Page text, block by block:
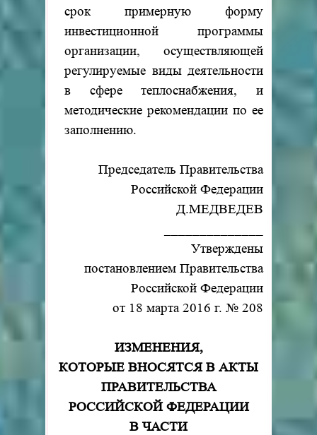
срок примерную форму
инвестиционной программы
организации, осуществляющей
регулируемые виды деятельности
в сфере теплоснабжения, и
методические рекомендации по ее
заполнению.
Председатель Правительства
Российской Федерации
Д.МЕДВЕДЕВ
Утверждены
постановлением Правительства
Российской Федерации
от 18 марта 2016 г. № 208
ИЗМЕНЕНИЯ,
КОТОРЫЕ ВНОСЯТСЯ В АКТЫ
ПРАВИТЕЛЬСТВА
РОССИЙСКОЙ ФЕДЕРАЦИИ
В ЧАСТИ